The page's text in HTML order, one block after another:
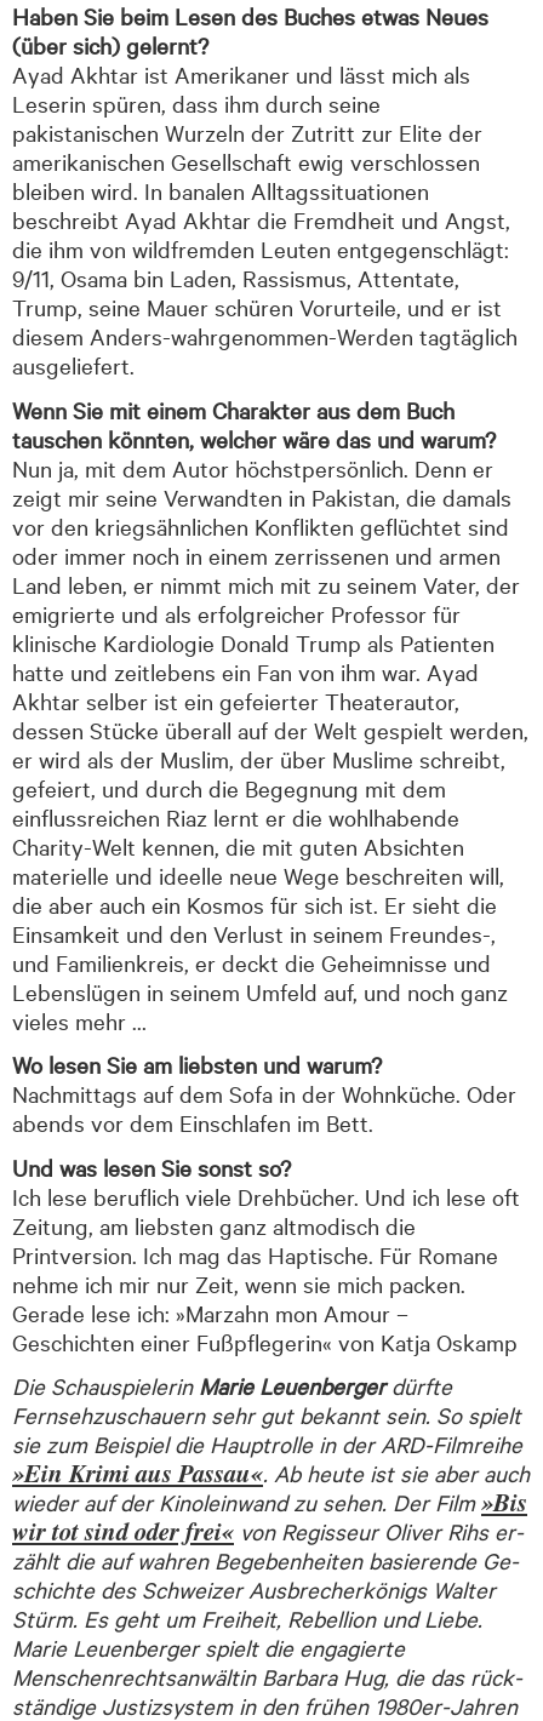
Haben Sie beim Lesen des Buches etwas Neues
(über sich) gelernt?
Ayad Akhtar ist Amerikaner und lässt mich als
Leserin spüren, dass ihm durch seine
pakistanischen Wurzeln der Zutritt zur Elite der
amerikanischen Gesellschaft ewig verschlossen
bleiben wird. In banalen Alltagssituationen
beschreibt Ayad Akhtar die Fremdheit und Angst,
die ihm von wildfremden Leuten entgegenschlägt:
9/11, Osama bin Laden, Rassismus, Attentate,
Trump, seine Mauer schüren Vorurteile, und er ist
diesem Anders-wahrgenommen-Werden tagtäglich
ausgeliefert.
Wenn Sie mit einem Charakter aus dem Buch
tauschen könnten, welcher wäre das und warum?
Nun ja, mit dem Autor höchstpersönlich. Denn er
zeigt mir seine Verwandten in Pakistan, die damals
vor den kriegsähnlichen Konflikten geflüchtet sind
oder immer noch in einem zerrissenen und armen
Land leben, er nimmt mich mit zu seinem Vater, der
emigrierte und als erfolgreicher Professor für
klinische Kardiologie Donald Trump als Patienten
hatte und zeitlebens ein Fan von ihm war. Ayad
Akhtar selber ist ein gefeierter Theaterautor,
dessen Stücke überall auf der Welt gespielt werden,
er wird als der Muslim, der über Muslime schreibt,
gefeiert, und durch die Begegnung mit dem
einflussreichen Riaz lernt er die wohlhabende
Charity-Welt kennen, die mit guten Absichten
materielle und ideelle neue Wege beschreiten will,
die aber auch ein Kosmos für sich ist. Er sieht die
Einsamkeit und den Verlust in seinem Freundes-,
und Familienkreis, er deckt die Geheimnisse und
Lebenslügen in seinem Umfeld auf, und noch ganz
vieles mehr …
Wo lesen Sie am liebsten und warum?
Nachmittags auf dem Sofa in der Wohnküche. Oder
abends vor dem Einschlafen im Bett.
Und was lesen Sie sonst so?
Ich lese beruflich viele Drehbücher. Und ich lese oft
Zeitung, am liebsten ganz altmodisch die
Printversion. Ich mag das Haptische. Für Romane
nehme ich mir nur Zeit, wenn sie mich packen.
Gerade lese ich: »Marzahn mon Amour –
Geschichten einer Fußpflegerin« von Katja Oskamp
Die Schauspielerin Marie Leuenbergerdürfte
Fernsehzuschauern sehr gut bekannt sein. So spielt
sie zum Beispiel die Hauptrolle in der ARD-Filmreihe
»Ein Krimi aus Passau«. Ab heute ist sie aber auch
wieder auf der Kinoleinwand zu sehen. Der Film»Bis
wir tot sind oder frei« von Regisseur Oliver Rihs er­
zählt die auf wahren Bege­ben­heiten ba­sier­ende Ge­
schich­te des Schweizer Aus­brecher­königs Walter
Stürm. Es geht um Freiheit, Re­bel­lion und Liebe.
Marie Leuenberger spielt die enga­gierte
Menschenrechtsanwältin Barbara Hug, die das rück­
stän­dige Justiz­system in den früh­en 1980er-Jahren